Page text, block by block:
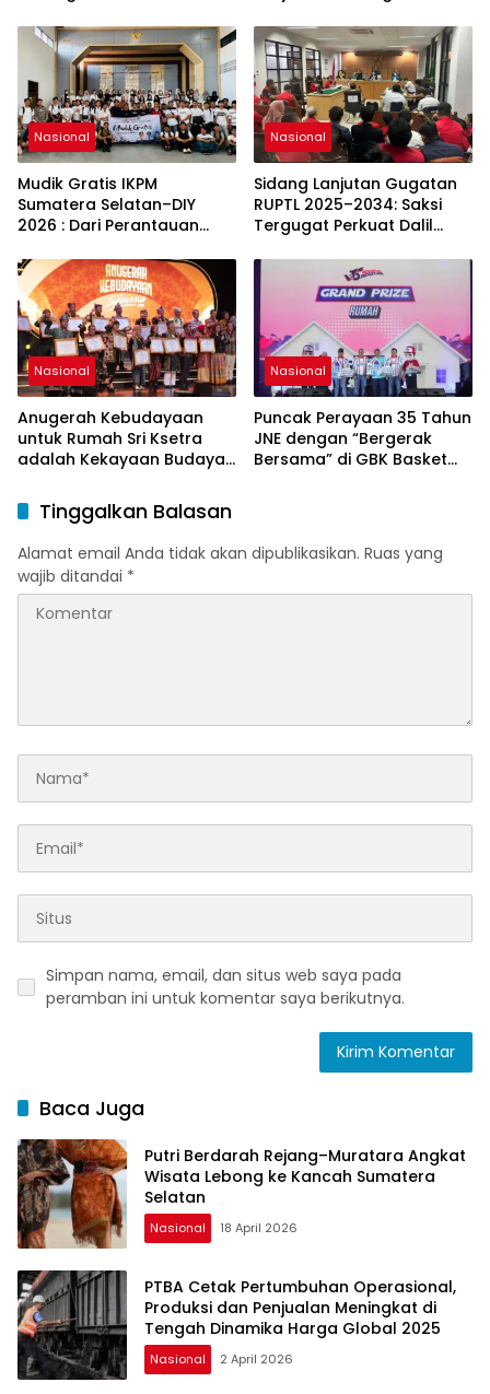
Global 2025
Nasional
Mudik Gratis IKPM
Sumatera Selatan–DIY
2026 : Dari Perantauan
Halaman, Menguatkan
Silaturahmi dan Harapan
Nasional
Sidang Lanjutan Gugatan
RUPTL 2025–2034: Saksi
Tergugat Perkuat Dalil
Nasional
Anugerah Kebudayaan
untuk Rumah Sri Ksetra
adalah Kekayaan Budaya
Nasional
Puncak Perayaan 35 Tahun
JNE dengan “Bergerak
Bersama” di GBK Basket
Tinggalkan Balasan
Alamat email Anda tidak akan dipublikasikan. Ruas yang
wajib ditandai *
Simpan nama, email, dan situs web saya pada
peramban ini untuk komentar saya berikutnya.
Baca Juga
Putri Berdarah Rejang–Muratara Angkat
Wisata Lebong ke Kancah Sumatera
Selatan
Nasional 18 April 2026
PTBA Cetak Pertumbuhan Operasional,
Produksi dan Penjualan Meningkat di
Tengah Dinamika Harga Global 2025
Nasional 2 April 2026